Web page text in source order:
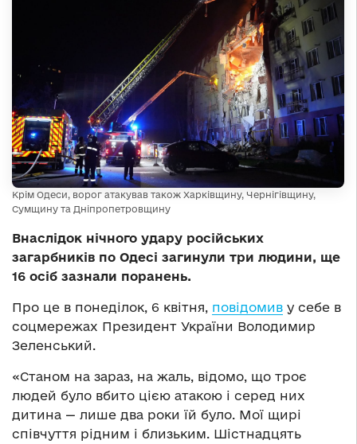
Крім Одеси, ворог атакував також Харківщину, Чернігівщину,
Сумщину та Дніпропетровщину
Внаслідок нічного удару російських
загарбників по Одесі загинули три людини, ще
16 осіб зазнали поранень.
Про це в понеділок, 6 квітня, повідомив у себе в
соцмережах Президент України Володимир
Зеленський.
«Станом на зараз, на жаль, відомо, що троє
людей було вбито цією атакою і серед них
дитина — лише два роки їй було. Мої щирі
співчуття рідним і близьким. Шістнадцять